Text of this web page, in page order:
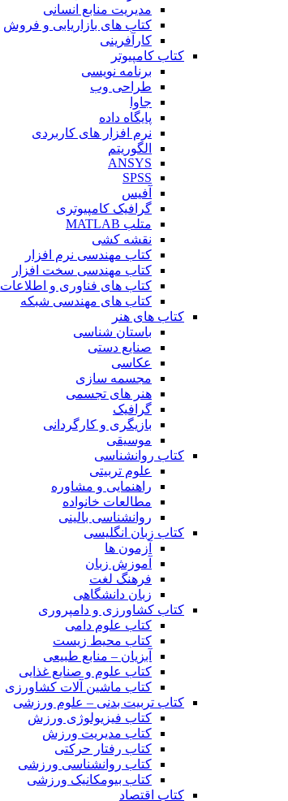
مدیریت منابع انسانی
کتاب های بازاریابی و فروش
کارآفرینی
کتاب کامپیوتر
برنامه نویسی
طراحی وب
جاوا
پایگاه داده
نرم افزار های کاربردی
الگوریتم
ANSYS
SPSS
آفیس
گرافیک کامپیوتری
متلب MATLAB
نقشه کشی
کتاب مهندسی نرم افزار
کتاب مهندسی سخت افزار
کتاب های فناوری و اطلاعات IT
کتاب های مهندسی شبکه
کتاب های هنر
باستان شناسی
صنایع دستی
عکاسی
مجسمه سازی
هنر های تجسمی
گرافیک
بازیگری و کارگردانی
موسیقی
کتاب روانشناسی
علوم تربیتی
راهنمایی و مشاوره
مطالعات خانواده
روانشناسی بالینی
کتاب زبان انگلیسی
آزمون ها
آموزش زبان
فرهنگ لغت
زبان دانشگاهی
کتاب کشاورزی و دامپروری
کتاب علوم دامی
کتاب محیط زیست
آبزیان – منابع طبیعی
کتاب علوم و صنایع غذایی
کتاب ماشین آلات کشاورزی
کتاب تربیت بدنی – علوم ورزشی
کتاب فیزیولوژی ورزش
کتاب مدیریت ورزش
کتاب رفتار حرکتی
کتاب روانشناسی ورزشی
کتاب بیومکانیک ورزشی
کتاب اقتصاد